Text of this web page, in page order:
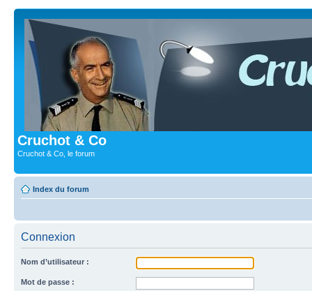
Cruchot & Co
Cruchot & Co, le forum
Index du forum
Connexion
Nom d’utilisateur :
Mot de passe :